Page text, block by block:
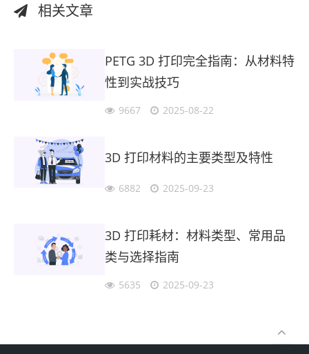
相关文章
PETG 3D 打印完全指南：从材料特
性到实战技巧
9667 2025-08-22
3D 打印材料的主要类型及特性
6882 2025-09-23
3D 打印耗材：材料类型、常用品
类与选择指南
5635 2025-09-23